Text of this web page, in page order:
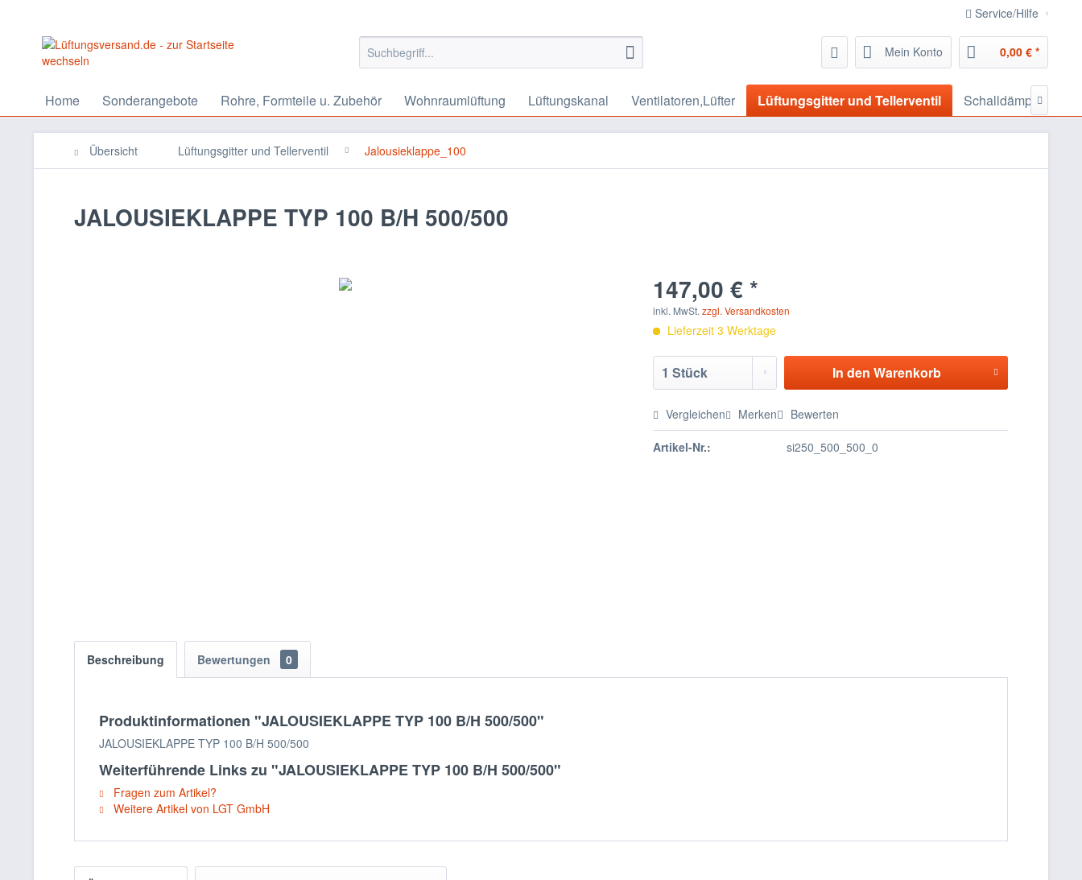
Service/Hilfe
Mein Konto 0,00 € *
Home Sonderangebote Rohre, Formteile u. Zubehör Wohnraumlüftung Lüftungskanal Ventilatoren,Lüfter Lüftungsgitter und Tellerventil Schalldämpfer,

Übersicht Lüftungsgitter und Tellerventil Jalousieklappe_100
JALOUSIEKLAPPE TYP 100 B/H 500/500
147,00 € *
inkl. MwSt.zzgl. Versandkosten
Lieferzeit 3 Werktage
In den Warenkorb
Vergleichen Merken Bewerten
Artikel-Nr.: si250_500_500_0
Beschreibung Bewertungen 0
Produktinformationen "JALOUSIEKLAPPE TYP 100 B/H 500/500"
JALOUSIEKLAPPE TYP 100 B/H 500/500
Weiterführende Links zu "JALOUSIEKLAPPE TYP 100 B/H 500/500"
Fragen zum Artikel?
Weitere Artikel von LGT GmbH